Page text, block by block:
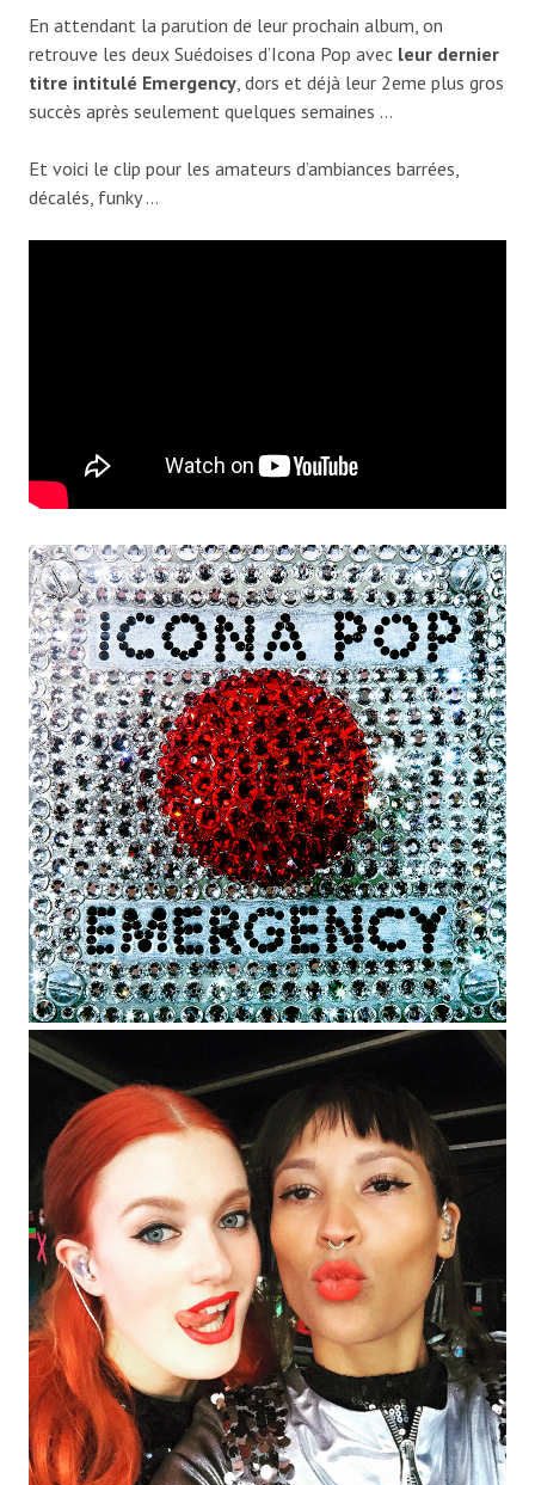
En attendant la parution de leur prochain album, on
retrouve les deux Suédoises d’Icona Pop avec leur dernier
titre intitulé Emergency , dors et déjà leur 2eme plus gros
succès après seulement quelques semaines …
Et voici le clip pour les amateurs d’ambiances barrées,
décalés, funky …